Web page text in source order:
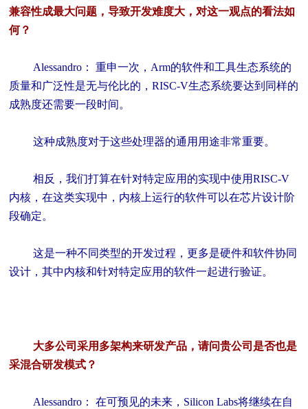
兼容性成最大问题，导致开发难度大，对这一观点的看法如
何？
Alessandro： 重申一次，Arm的软件和工具生态系统的
质量和广泛性是无与伦比的，RISC-V生态系统要达到同样的
成熟度还需要一段时间。
这种成熟度对于这些处理器的通用用途非常重要。
相反，我们打算在针对特定应用的实现中使用RISC-V
内核，在这类实现中，内核上运行的软件可以在芯片设计阶
段确定。
这是一种不同类型的开发过程，更多是硬件和软件协同
设计，其中内核和针对特定应用的软件一起进行验证。
大多公司采用多架构来研发产品，请问贵公司是否也是
采混合研发模式？
Alessandro： 在可预见的未来，Silicon Labs将继续在自